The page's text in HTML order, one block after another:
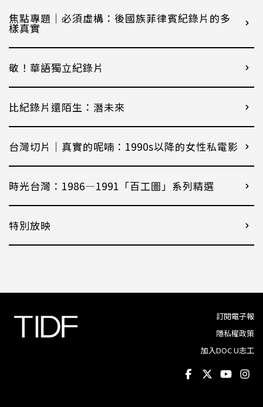
焦點專題｜必須虛構：後國族菲律賓紀錄片的多
樣真實
敬！華語獨立紀錄片
比紀錄片還陌生：潛未來
台灣切片｜真實的呢喃：1990s以降的女性私電影
時光台灣：1986—1991「百工圖」系列精選
特別放映
訂閱電子報
隱私權政策
加入DOC U志工